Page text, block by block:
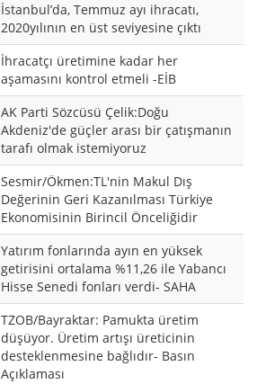
İstanbul’da, Temmuz ayı ihracatı,
2020yılının en üst seviyesine çıktı
İhracatçı üretimine kadar her
aşamasını kontrol etmeli -EİB
AK Parti Sözcüsü Çelik:Doğu
Akdeniz'de güçler arası bir çatışmanın
tarafı olmak istemiyoruz
Sesmir/Ökmen:TL'nin Makul Dış
Değerinin Geri Kazanılması Türkiye
Ekonomisinin Birincil Önceliğidir
Yatırım fonlarında ayın en yüksek
getirisini ortalama %11,26 ile Yabancı
Hisse Senedi fonları verdi- SAHA
TZOB/Bayraktar: Pamukta üretim
düşüyor. Üretim artışı üreticinin
desteklenmesine bağlıdır- Basın
Açıklaması